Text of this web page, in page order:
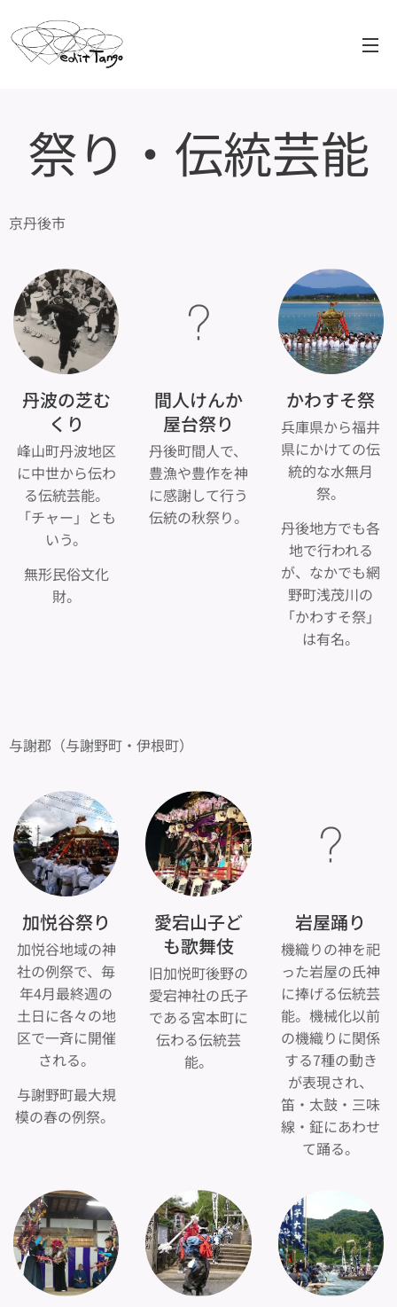
祭り・伝統芸能
京丹後市
丹波の芝む
くり
峰山町丹波地区
に中世から伝わ
る伝統芸能。
「チャー」とも
いう。
無形民俗文化
財。
間人けんか
屋台祭り
丹後町間人で、
豊漁や豊作を神
に感謝して行う
伝統の秋祭り。
かわすそ祭
兵庫県から福井
県にかけての伝
統的な水無月
祭。
丹後地方でも各
地で行われる
が、なかでも網
野町浅茂川の
「かわすそ祭」
は有名。
与謝郡（与謝野町・伊根町）
加悦谷祭り
加悦谷地域の神
社の例祭で、毎
年4月最終週の
土日に各々の地
区で一斉に開催
される。
与謝野町最大規
模の春の例祭。
愛宕山子ど
も歌舞伎
旧加悦町後野の
愛宕神社の氏子
である宮本町に
伝わる伝統芸
能。
岩屋踊り
機織りの神を祀
った岩屋の氏神
に捧げる伝統芸
能。機械化以前
の機織りに関係
する7種の動き
が表現され、
笛・太鼓・三味
線・鉦にあわせ
て踊る。